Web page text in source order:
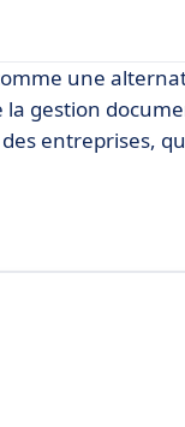
une
gestion
entreprises,